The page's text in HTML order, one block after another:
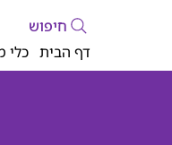
דף הבית כלי
חיפוש